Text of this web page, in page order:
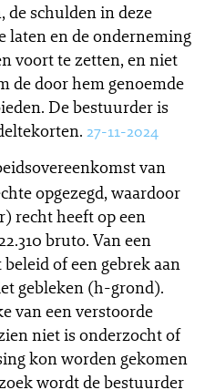
de schulden in deze
laten en de onderneming
voort te zetten, en niet
de door hem genoemde
De bestuurder is
27-11-2024
van
opgezegd, waardoor
recht heeft op een
bruto. Van een
of een gebrek aan
gebleken (h-grond).
van een verstoorde
niet is onderzocht of
kon worden gekomen
wordt de bestuurder